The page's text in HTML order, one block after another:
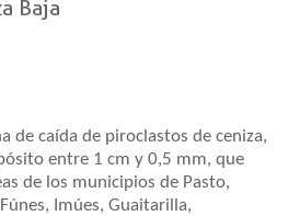
Baja
de caída de piroclastos de ceniza,
entre 1 cm y 0,5 mm, que
de los municipios de Pasto,
Imúes, Guaitarilla,